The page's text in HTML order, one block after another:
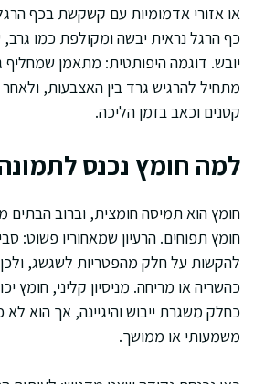
או אזורי אדמומיות עם קשקשת בכף
כף הרגל נראית יבשה ומקולפת כמו גרב,
יובש. דוגמה היפותטית: מתאמן שמחליף
מתחיל להרגיש גרד בין האצבעות,
קטנים וכאב בזמן הליכה.
למה חומץ נכנס
חומץ הוא תמיסה חומצית, וברוב הבתים
חומץ תפוחים. הרעיון שמאחוריו פשוט:
להקשות על חלק מהפטריות לשגשג,
כהשריה או מריחה. מניסיון קליני, חומץ
כחלק משגרת ייבוש והיגיינה, אך הוא לא
משמעותי או ממושך.